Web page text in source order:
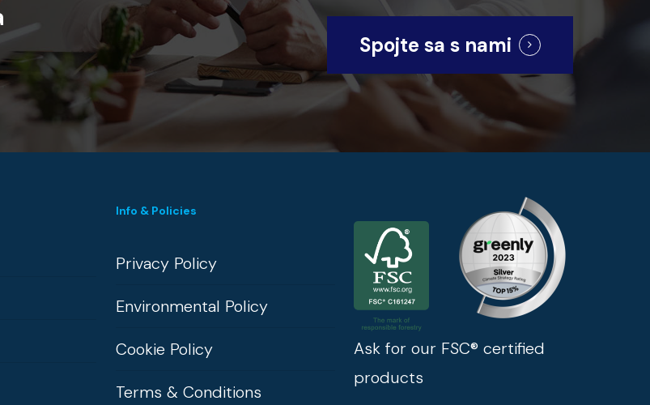
Spojte sa s nami
Info & Policies
Privacy Policy
Environmental Policy
Cookie Policy
Terms & Conditions
Ask for our FSC® certified
products